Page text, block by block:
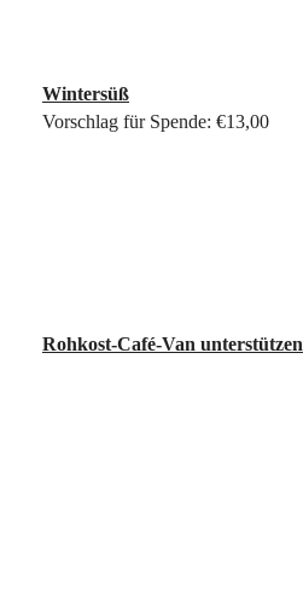
Wintersüß
Vorschlag für Spende: €13,00
Rohkost-Café-Van unterstützen